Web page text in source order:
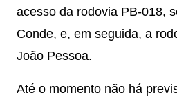
acesso da rodovia PB-018,
Conde, e, em seguida, a
João Pessoa.
Até o momento não há